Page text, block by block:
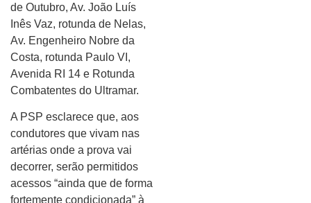
de Outubro, Av. João Luís
Inês Vaz, rotunda de Nelas,
Av. Engenheiro Nobre da
Costa, rotunda Paulo VI,
Avenida RI 14 e Rotunda
Combatentes do Ultramar.
A PSP esclarece que, aos
condutores que vivam nas
artérias onde a prova vai
decorrer, serão permitidos
acessos “ainda que de forma
fortemente condicionada” à